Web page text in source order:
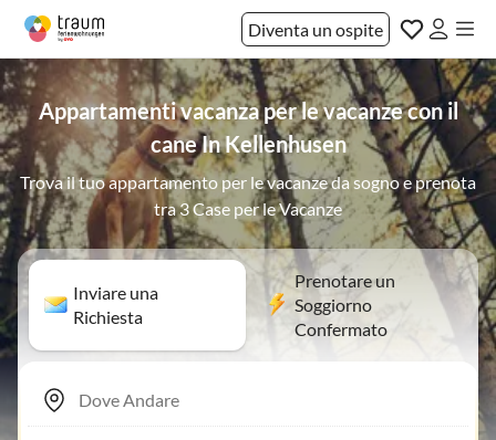
Diventa un ospite
Appartamenti vacanza per le vacanze con il
cane In Kellenhusen
Trova il tuo appartamento per le vacanze da sogno e prenota
tra 3 Case per le Vacanze
Inviare una
Richiesta
Prenotare un
Soggiorno
Confermato